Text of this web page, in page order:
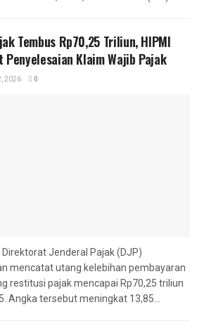
Tembus Rp70,25 Triliun, HIPMI
Penyelesaian Klaim Wajib Pajak
2026 0
Jenderal Pajak (DJP)
mencatat utang kelebihan pembayaran
restitusi pajak mencapai Rp70,25 triliun
Angka tersebut meningkat 13,85...